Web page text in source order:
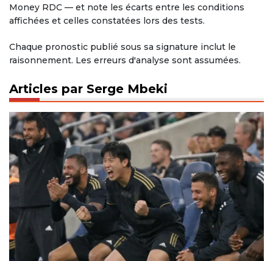
Money RDC — et note les écarts entre les conditions
affichées et celles constatées lors des tests.
Chaque pronostic publié sous sa signature inclut le
raisonnement. Les erreurs d'analyse sont assumées.
Articles par Serge Mbeki